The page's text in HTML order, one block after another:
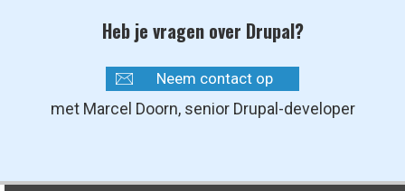
Heb je vragen over Drupal?
Neem contact op
met Marcel Doorn, senior Drupal-developer